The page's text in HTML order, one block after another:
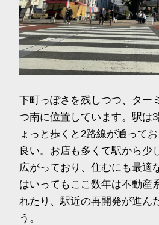
下町っぽさを残しつつ、ター
つ南に位置しています。駅は
ょっと歩くと2路線が通って
良い。お店も多くて駅から少
広がっており、住むにも最適
はいってもここ数年は不動産
れたり、駅近の再開発が進ん
う。